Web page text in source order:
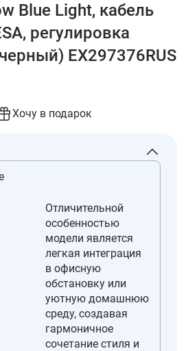
Blue Light, кабель
регулировка
EX297376RUS
Хочу в подарок
Отличительной
особенностью
модели является
легкая интеграция
в офисную
обстановку или
уютную домашнюю
среду, создавая
гармоничное
сочетание стиля и